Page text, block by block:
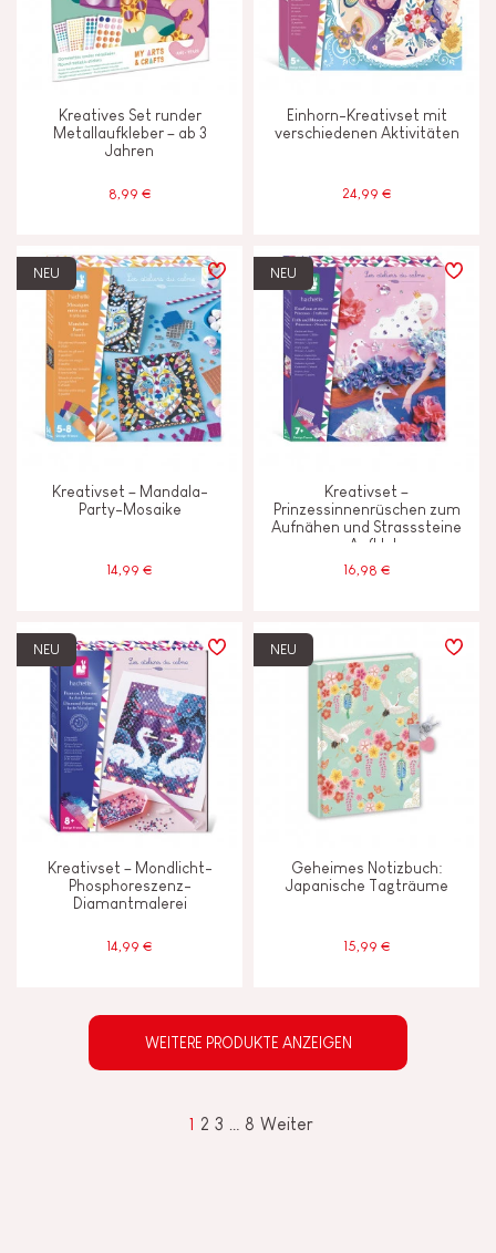
Kreatives Set runder
Metallaufkleber – ab 3
Jahren
8,99 €
Einhorn-Kreativset mit
verschiedenen Aktivitäten
24,99 €
NEU
Kreativset – Mandala-
Party-Mosaike
14,99 €
NEU
Kreativset –
Prinzessinnenrüschen zum
Aufnähen und Strasssteine
zum Aufkleben
16,98 €
NEU
Kreativset – Mondlicht-
Phosphoreszenz-
Diamantmalerei
14,99 €
NEU
Geheimes Notizbuch:
Japanische Tagträume
15,99 €
WEITERE PRODUKTE ANZEIGEN
1 2 3 8 Weiter